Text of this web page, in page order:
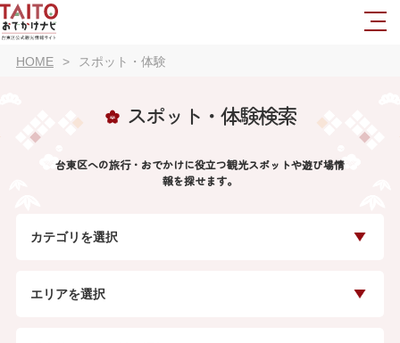
HOME スポット・体験
スポット・体験検索
台東区への旅行・おでかけに役立つ観光スポットや遊び場情
報を探せます。
カテゴリを選択
エリアを選択